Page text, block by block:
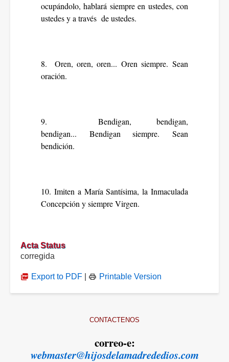
ocupándolo, hablará siempre en ustedes, con
ustedes y a través de ustedes.
8. Oren, oren, oren... Oren siempre. Sean
oración.
9. Bendigan, bendigan,
bendigan... Bendigan siempre. Sean
bendición.
10. Imiten a María Santísima, la Inmaculada
Concepción y siempre Virgen.
Acta Status
corregida
Export to PDF Printable Version
CONTACTENOS
correo-e:
webmaster@hijosdelamadrededios.com